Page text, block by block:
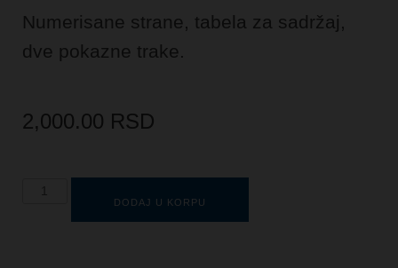
Numerisane strane, tabela za sadržaj,
dve pokazne trake.
2,000.00 RSD
DODAJ U KORPU